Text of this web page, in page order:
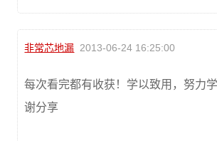
非常芯地漏 2013-06-24 16:25:00
每次看完都有收获！学以致用，努力
谢分享